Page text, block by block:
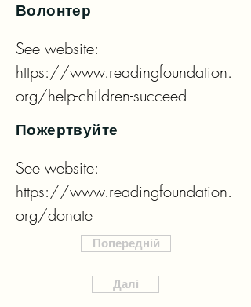
Волонтер
See website:
https://www.readingfoundation.
org/help-children-succeed
Пожертвуйте
See website:
https://www.readingfoundation.
org/donate
Попередній
Далі